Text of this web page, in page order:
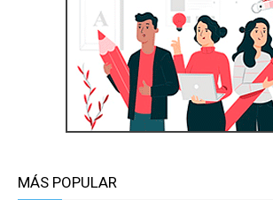
MÁS POPULAR